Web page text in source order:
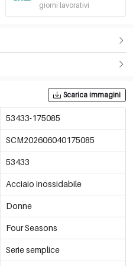
giorni lavorativi
Scarica immagini
53433-175085
SCM202606040175085
53433
Acciaio inossidabile
Donne
Four Seasons
Serie semplice